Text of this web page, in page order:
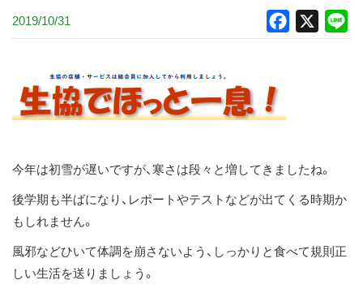
2019/10/31 Facebook
今年は初雪が遅いですが、寒さは段々と増してきましたね。
後学期も半ばになり、レポートやテストなどが出てくる時期か
もしれません。
風邪などひいて体調を崩さないよう、しっかりと食べて規則正
しい生活を送りましょう。